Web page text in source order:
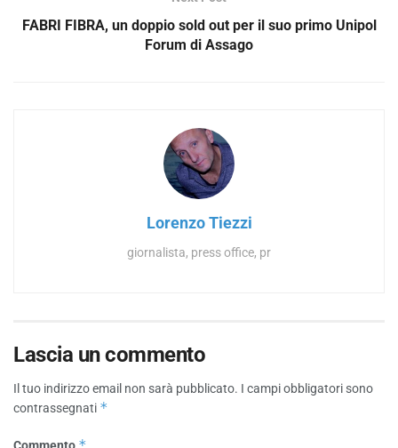
FABRI FIBRA, un doppio sold out per il suo primo Unipol
Forum di Assago
Lorenzo Tiezzi
giornalista, press office, pr
Lascia un commento
Il tuo indirizzo email non sarà pubblicato. I campi obbligatori sono
contrassegnati *